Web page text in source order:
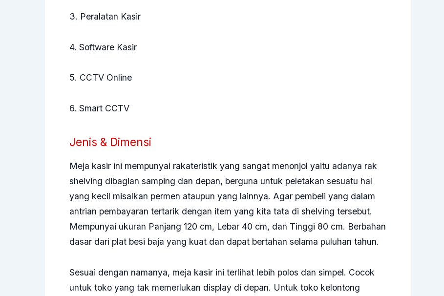
3. Peralatan Kasir
4. Software Kasir
5. CCTV Online
6. Smart CCTV
Jenis & Dimensi
Meja kasir ini mempunyai rakateristik yang sangat menonjol yaitu adanya rak
shelving dibagian samping dan depan, berguna untuk peletakan sesuatu hal
yang kecil misalkan permen ataupun yang lainnya. Agar pembeli yang dalam
antrian pembayaran tertarik dengan item yang kita tata di shelving tersebut.
Mempunyai ukuran Panjang 120 cm, Lebar 40 cm, dan Tinggi 80 cm. Berbahan
dasar dari plat besi baja yang kuat dan dapat bertahan selama puluhan tahun.
Sesuai dengan namanya, meja kasir ini terlihat lebih polos dan simpel. Cocok
untuk toko yang tak memerlukan display di depan. Untuk toko kelontong